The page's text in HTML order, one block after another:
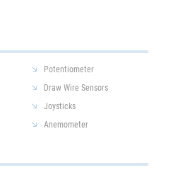
Potentiometer
Draw Wire Sensors
Joysticks
Anemometer